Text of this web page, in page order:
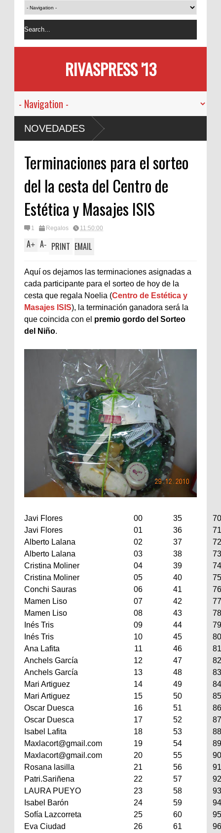
RIVASPRESS '13
NOVEDADES
Terminaciones para el sorteo
del la cesta del Centro de
Estética y Masajes ISIS
1 Regalos 11:50:00
A+ A- PRINT EMAIL
Aquí os dejamos las terminaciones asignadas a
cada participante para el sorteo de hoy de la
cesta que regala Noelia (Centro de Estética y
Masajes ISIS), la terminación ganadora será la
que coincida con el premio gordo del Sorteo
del Niño.
Javi Flores 00 35
70
Javi Flores
01 36
71
Alberto Lalana
02 37
72
Alberto Lalana
03 38
73
Cristina Moliner
04 39
74
Cristina Moliner
05 40
75
Conchi Sauras
06 41
76
Mamen Liso
07 42
77
Mamen Liso
08 43
78
Inés Tris
09 44
79
Inés Tris
10 45
80
Ana Lafita
11 46
81
Anchels García
12 47
82
Anchels García
13 48
83
Mari Artiguez
14 49
84
Mari Artiguez
15 50
85
Oscar Duesca
16 51
86
Oscar Duesca
17 52
87
Isabel Lafita
18 53
88
Maxlacort@gmail.com
19 54
89
Maxlacort@gmail.com
20 55
90
Rosana lasilla
21 56
91
Patri.Sariñena
22 57
92
LAURA PUEYO
23 58
93
Isabel Barón
24 59
94
Sofía Lazcorreta
25 60
95
Eva Ciudad
26 61
96